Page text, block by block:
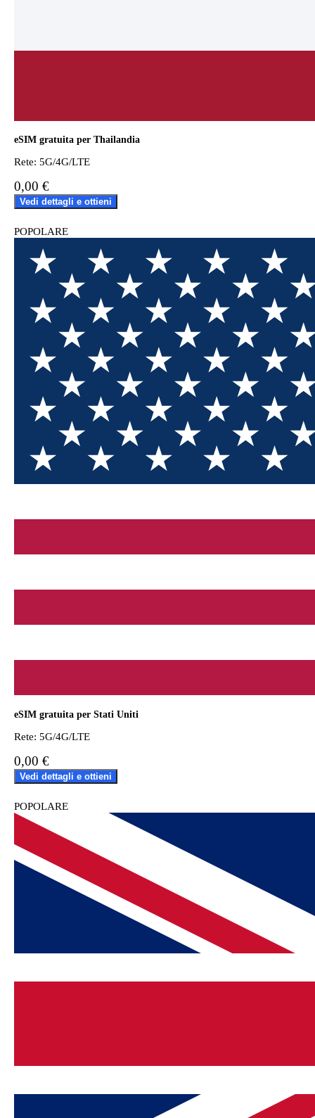
eSIM gratuita per Thailandia
Rete: 5G/4G/LTE
0,00 €
Vedi dettagli e ottieni
POPOLARE
eSIM gratuita per Stati Uniti
Rete: 5G/4G/LTE
0,00 €
Vedi dettagli e ottieni
POPOLARE